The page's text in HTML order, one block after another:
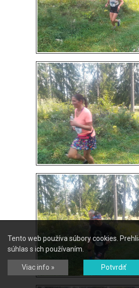
Tento web používa súbory cookies.
súhlas s ich používaním.
Viac info » Potvrdiť